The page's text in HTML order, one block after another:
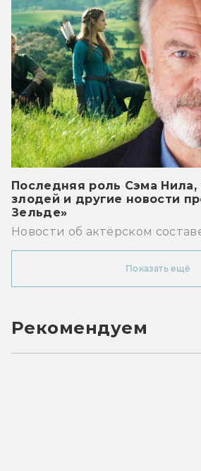
Последняя роль Сэма Нила,
злодей и другие новости
Зельде»
Новости об актёрском
Показать ещё
Рекомендуем